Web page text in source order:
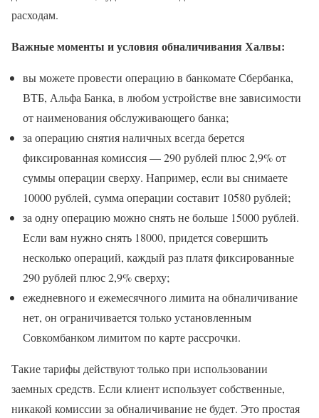
расходам.
Важные моменты и условия обналичивания Халвы:
вы можете провести операцию в банкомате Сбербанка,
ВТБ, Альфа Банка, в любом устройстве вне зависимости
от наименования обслуживающего банка;
за операцию снятия наличных всегда берется
фиксированная комиссия — 290 рублей плюс 2,9% от
суммы операции сверху. Например, если вы снимаете
10000 рублей, сумма операции составит 10580 рублей;
за одну операцию можно снять не больше 15000 рублей.
Если вам нужно снять 18000, придется совершить
несколько операций, каждый раз платя фиксированные
290 рублей плюс 2,9% сверху;
ежедневного и ежемесячного лимита на обналичивание
нет, он ограничивается только установленным
Совкомбанком лимитом по карте рассрочки.
Такие тарифы действуют только при использовании
заемных средств. Если клиент использует собственные,
никакой комиссии за обналичивание не будет. Это простая